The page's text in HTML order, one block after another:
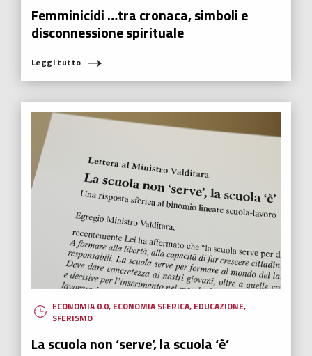
Femminicidi …tra cronaca, simboli e
disconnessione spirituale
Leggi tutto
ECONOMIA 0.0, ECONOMIA SFERICA, EDUCAZIONE,
SFERISMO
La scuola non ‘serve’, la scuola ‘è’